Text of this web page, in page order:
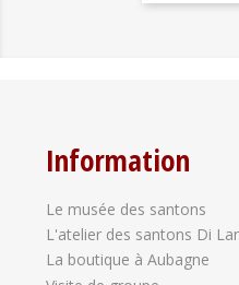
Information
Le musée des santons
L'atelier des santons Di
La boutique à Aubagne